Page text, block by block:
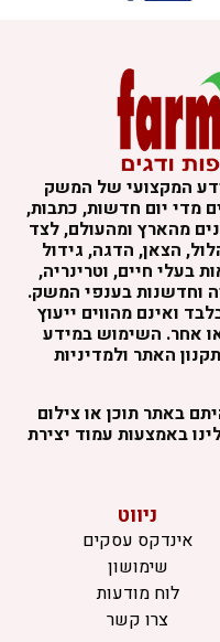
המקצועי של המשק
יום חדשות, כתבות,
מהארץ ומהעולם, לצד
הצאן, הדגה, גידול
חיים, וטרינריה,
וחדשנות בענפי המשק.
מהווים ייעוץ
השימוש במידע
האתר ולמדיניות
באתר תוכן או צילום
באמצעות עמוד יצירת
ניווט
אינדקס עסקים
שימושון
לוח מודעות
צרו קשר